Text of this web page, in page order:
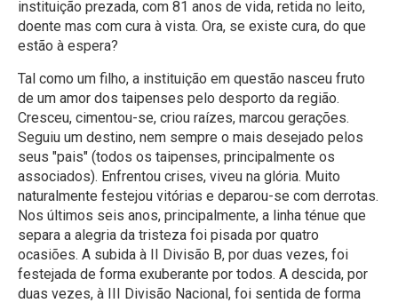
instituição prezada, com 81 anos de vida, retida no leito,
doente mas com cura à vista. Ora, se existe cura, do que
estão à espera?
Tal como um filho, a instituição em questão nasceu fruto
de um amor dos taipenses pelo desporto da região.
Cresceu, cimentou-se, criou raízes, marcou gerações.
Seguiu um destino, nem sempre o mais desejado pelos
seus "pais" (todos os taipenses, principalmente os
associados). Enfrentou crises, viveu na glória. Muito
naturalmente festejou vitórias e deparou-se com derrotas.
Nos últimos seis anos, principalmente, a linha ténue que
separa a alegria da tristeza foi pisada por quatro
ocasiões. A subida à II Divisão B, por duas vezes, foi
festejada de forma exuberante por todos. A descida, por
duas vezes, à III Divisão Nacional, foi sentida de forma